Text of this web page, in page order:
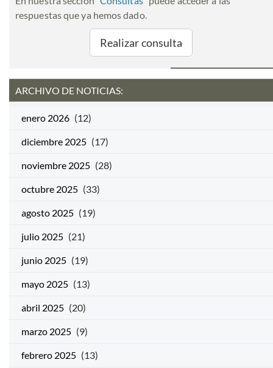
respuestas que ya hemos dado.
Realizar consulta
ARCHIVO DE NOTICIAS:
enero 2026 (12)
diciembre 2025 (17)
noviembre 2025 (28)
octubre 2025 (33)
agosto 2025 (19)
julio 2025 (21)
junio 2025 (19)
mayo 2025 (13)
abril 2025 (20)
marzo 2025 (9)
febrero 2025 (13)